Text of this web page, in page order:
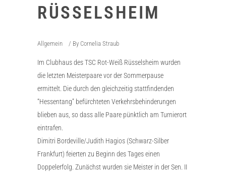
RÜSSELSHEIM
Allgemein By Cornelia Straub
Im Clubhaus des TSC Rot-Weiß Rüsselsheim wurden
die letzten Meisterpaare vor der Sommerpause
ermittelt. Die durch den gleichzeitig stattfindenden
“Hessentang” befürchteten Verkehrsbehinderungen
blieben aus, so dass alle Paare pünktlich am Turnierort
eintrafen.
Dimitri Bordeville/Judith Hagios (Schwarz-Silber
Frankfurt) feierten zu Beginn des Tages einen
Doppelerfolg. Zunächst wurden sie Meister in der Sen. II